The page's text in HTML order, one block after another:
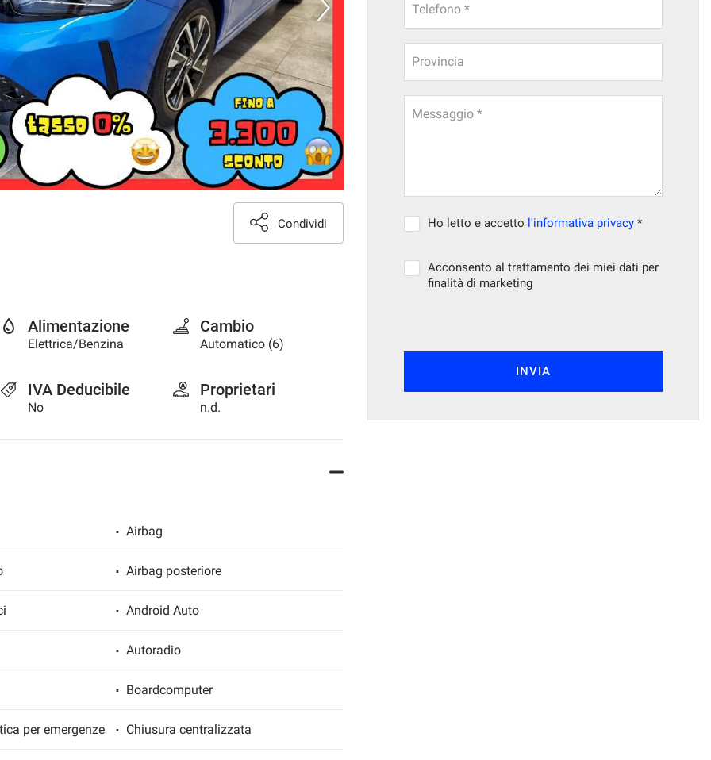
Condividi
Alimentazione
Elettrica/Benzina
Cambio
Automatico (6)
IVA Deducibile
No
Proprietari
n.d.
Airbag
Airbag posteriore
Android Auto
Autoradio
Boardcomputer
per emergenze Chiusura centralizzata
Telefono *
Provincia
Messaggio *
Ho letto e accetto l'informativa privacy *
Acconsento al trattamento dei miei dati per
finalità di marketing
INVIA